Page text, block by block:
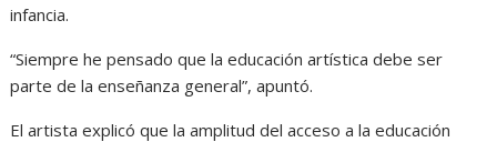
infancia.
“Siempre he pensado que la educación artística debe ser
parte de la enseñanza general”, apuntó.
El artista explicó que la amplitud del acceso a la educación